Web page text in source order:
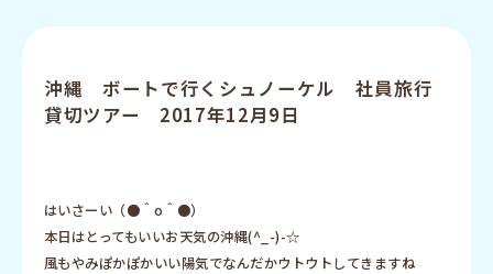
沖縄 ボートで行くシュノーケル 社員旅行
貸切ツアー 2017年12月9日
はいさーい（●＾o＾●）
本日はとってもいいお天気の沖縄(^_-)-☆
風もやみぽかぽかいい陽気でなんだかウトウトしてきますね